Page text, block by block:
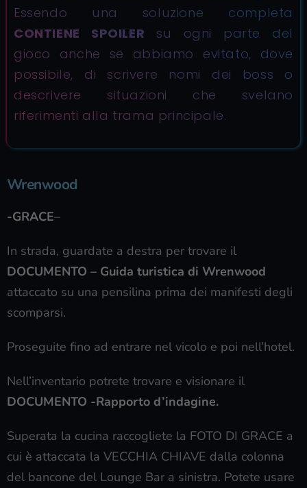
Essendo una soluzione completa
CONTIENE SPOILER su ogni parte del
gioco anche se abbiamo evitato, dove
possibile, di scrivere nomi dei boss o
descrivere situazioni che svelano
riferimenti alla trama principale.
Wrenwood
-GRACE–
In strada, guardate a destra per trovare il
DOCUMENTO – Guida turistica di Wrenwood
attaccato su una pensilina prima dei manifesti degli
scomparsi.
Proseguite fino ad entrare nel vicolo e poi nell’hotel.
Nell’inventario potrete trovare e visionare il
DOCUMENTO -Rapporto d’indagine.
Superata la cucina raccogliete la FOTO DI GRACE a
cui è attaccata la VECCHIA CHIAVE dalla colonna
del bancone del Lounge Bar a sinistra. Potete usare